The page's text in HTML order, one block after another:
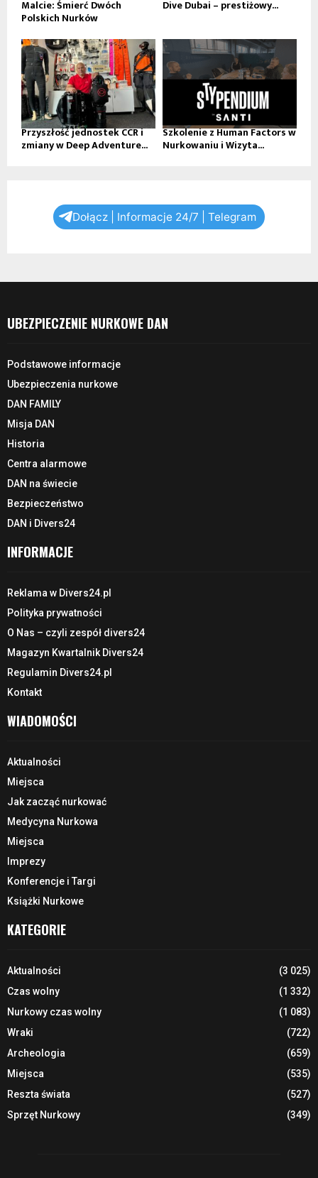
Malcie: Śmierć Dwóch
Polskich Nurków
Dive Dubai – prestiżowy...
Przyszłość jednostek CCR i
zmiany w Deep Adventure...
Szkolenie z Human Factors w
Nurkowaniu i Wizyta...
Dołącz | Informacje 24/7 | Telegram
UBEZPIECZENIE NURKOWE DAN
Podstawowe informacje
Ubezpieczenia nurkowe
DAN FAMILY
Misja DAN
Historia
Centra alarmowe
DAN na świecie
Bezpieczeństwo
DAN i Divers24
INFORMACJE
Reklama w Divers24.pl
Polityka prywatności
O Nas – czyli zespół divers24
Magazyn Kwartalnik Divers24
Regulamin Divers24.pl
Kontakt
WIADOMOŚCI
Aktualności
Miejsca
Jak zacząć nurkować
Medycyna Nurkowa
Miejsca
Imprezy
Konferencje i Targi
Książki Nurkowe
KATEGORIE
Aktualności
(3 025)
Czas wolny
(1 332)
Nurkowy czas wolny
(1 083)
Wraki
(722)
Archeologia
(659)
Miejsca
(535)
Reszta świata
(527)
Sprzęt Nurkowy
(349)